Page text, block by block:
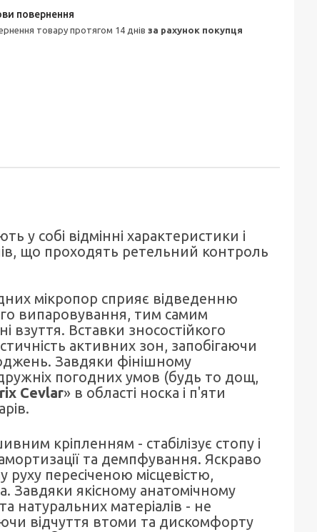
товару протягом 14 днів за рахунок покупця
у собі відмінні характеристики і
що проходять ретельний контроль
мікропор сприяє відведенню
випаровування, тим самим
взуття. Вставки зносостійкого
активних зон, запобігаючи
Завдяки фінішному
погодних умов (будь то дощ,
Cevlar» в області носка і п'яти
кріпленням - стабілізує стопу і
та демпфування. Яскраво
пересіченою місцевістю,
Завдяки якісному анатомічному
натуральних матеріалів - не
відчуття втоми та дискомфорту